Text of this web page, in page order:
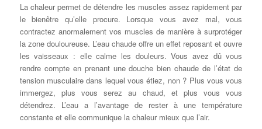
La chaleur permet de détendre les muscles assez rapidement par
le bienêtre qu’elle procure. Lorsque vous avez mal, vous
contractez anormalement vos muscles de manière à surprotéger
la zone douloureuse. L’eau chaude offre un effet reposant et ouvre
les vaisseaux : elle calme les douleurs. Vous avez dû vous
rendre compte en prenant une douche bien chaude de l’état de
tension musculaire dans lequel vous étiez, non ? Plus vous vous
immergez, plus vous serez au chaud, et plus vous vous
détendrez. L’eau a l’avantage de rester à une température
constante et elle communique la chaleur mieux que l’air.